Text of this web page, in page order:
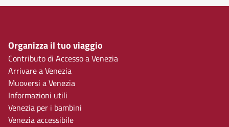
Organizza il tuo viaggio
Contributo di Accesso a Venezia
Arrivare a Venezia
Muoversi a Venezia
Informazioni utili
Venezia per i bambini
Venezia accessibile